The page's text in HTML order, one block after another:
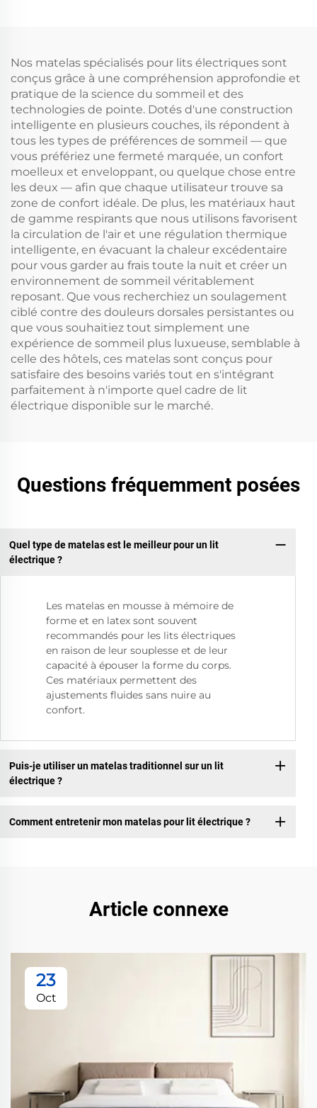
Nos matelas spécialisés pour lits électriques sont
conçus grâce à une compréhension approfondie et
pratique de la science du sommeil et des
technologies de pointe. Dotés d'une construction
intelligente en plusieurs couches, ils répondent à
tous les types de préférences de sommeil — que
vous préfériez une fermeté marquée, un confort
moelleux et enveloppant, ou quelque chose entre
les deux — afin que chaque utilisateur trouve sa
zone de confort idéale. De plus, les matériaux haut
de gamme respirants que nous utilisons favorisent
la circulation de l'air et une régulation thermique
intelligente, en évacuant la chaleur excédentaire
pour vous garder au frais toute la nuit et créer un
environnement de sommeil véritablement
reposant. Que vous recherchiez un soulagement
ciblé contre des douleurs dorsales persistantes ou
que vous souhaitiez tout simplement une
expérience de sommeil plus luxueuse, semblable à
celle des hôtels, ces matelas sont conçus pour
satisfaire des besoins variés tout en s'intégrant
parfaitement à n'importe quel cadre de lit
électrique disponible sur le marché.
Questions fréquemment posées
Quel type de matelas est le meilleur pour un lit
électrique ?
Les matelas en mousse à mémoire de
forme et en latex sont souvent
recommandés pour les lits électriques
en raison de leur souplesse et de leur
capacité à épouser la forme du corps.
Ces matériaux permettent des
ajustements fluides sans nuire au
confort.
Puis-je utiliser un matelas traditionnel sur un lit
électrique ?
Comment entretenir mon matelas pour lit électrique ?
Article connexe
23
Oct